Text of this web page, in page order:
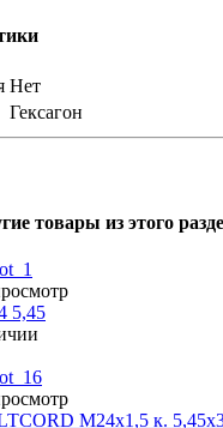
Нет
Гексагон
товары из этого
5,45
М24х1,5 к.